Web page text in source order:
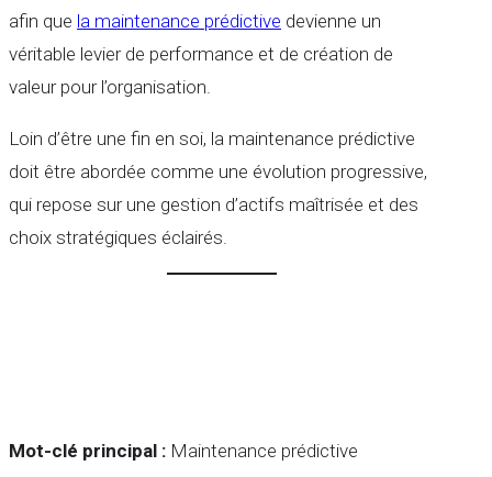
afin que la maintenance prédictive devienne un
véritable levier de performance et de création de
valeur pour l’organisation.
Loin d’être une fin en soi, la maintenance prédictive
doit être abordée comme une évolution progressive,
qui repose sur une gestion d’actifs maîtrisée et des
choix stratégiques éclairés.
Mot-clé principal : Maintenance prédictive